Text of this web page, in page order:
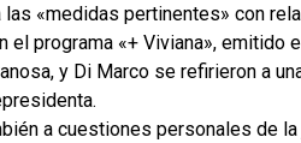
«medidas pertinentes» con
el programa «+ Viviana», emitido
y Di Marco se refirieron a
a cuestiones personales de la